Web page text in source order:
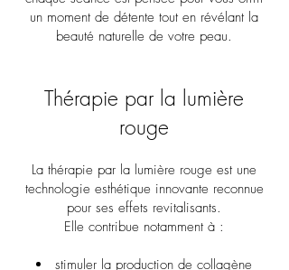
un moment de détente tout en révélant la
beauté naturelle de votre peau.
Thérapie par la lumière
rouge
La thérapie par la lumière rouge est une
technologie esthétique innovante reconnue
pour ses effets revitalisants.
Elle contribue notamment à :
stimuler la production de collagène